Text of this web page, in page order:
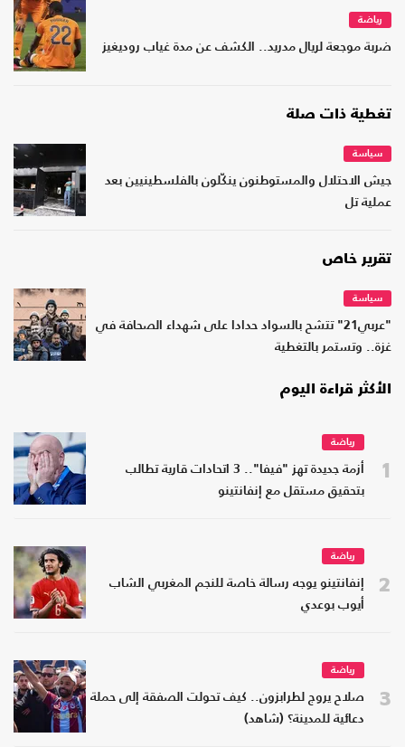
رياضة
ضربة موجعة لريال مدريد.. الكشف عن مدة غياب روديغيز
تغطية ذات صلة
سياسة
جيش الاحتلال والمستوطنون ينكّلون بالفلسطينيين بعد
عملية تل
تقرير خاص
سياسة
"عربي21" تتشح بالسواد حدادا على شهداء الصحافة في
غزة.. وتستمر بالتغطية
الأكثر قراءة اليوم
1
رياضة
أزمة جديدة تهز "فيفا".. 3 اتحادات قارية تطالب
بتحقيق مستقل مع إنفانتينو
2
رياضة
إنفانتينو يوجه رسالة خاصة للنجم المغربي الشاب
أيوب بوعدي
3
رياضة
صلاح يروج لطرابزون.. كيف تحولت الصفقة إلى حملة
دعائية للمدينة؟ (شاهد)